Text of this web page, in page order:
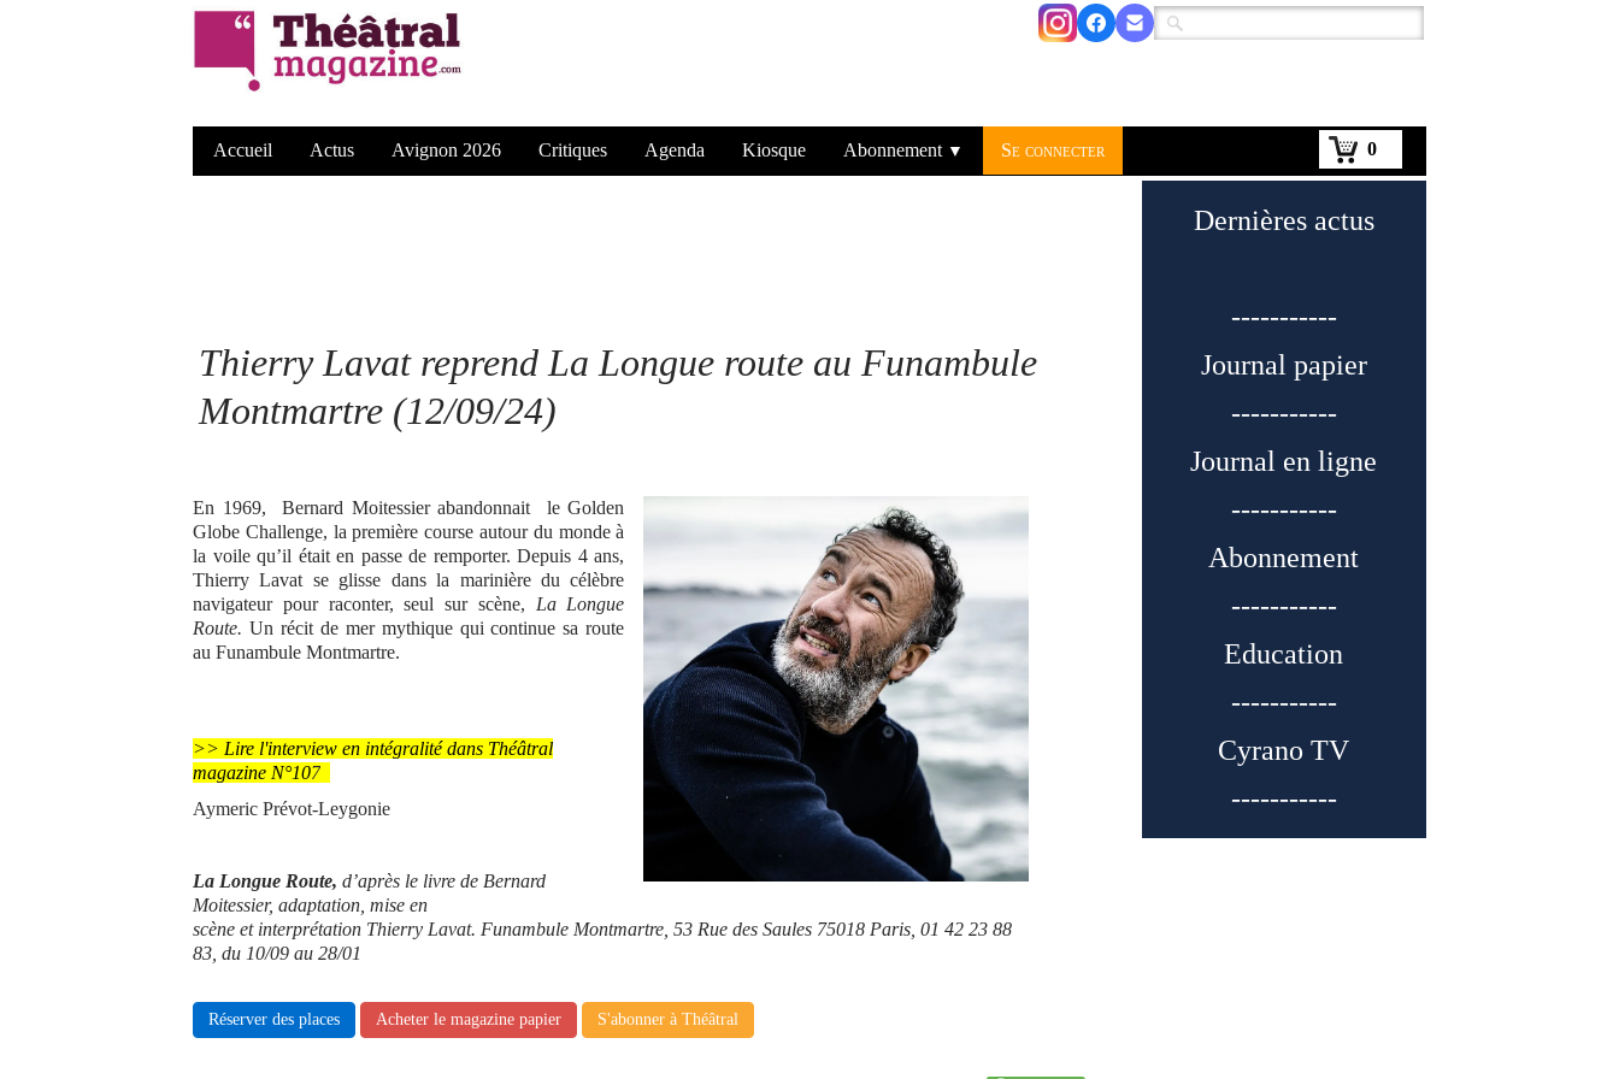
0
Accueil Actus Avignon 2026 Critiques Agenda Kiosque Abonnement ▼ Se connecter
Thierry Lavat reprend La Longue route au Funambule
Montmartre (12/09/24)
En 1969, Bernard Moitessier abandonnait le Golden
Globe Challenge, la première course autour du monde à
la voile qu’il était en passe de remporter. Depuis 4 ans,
Thierry Lavat se glisse dans la marinière du célèbre
navigateur pour raconter, seul sur scène, La Longue
Route. Un récit de mer mythique qui continue sa route
au Funambule Montmartre.
>> Lire l'interview en intégralité dans Théâtral
magazine N°107
Aymeric Prévot-Leygonie
La Longue Route, d’après le livre de Bernard
Moitessier, adaptation, mise en
scène et interprétation Thierry Lavat. Funambule Montmartre, 53 Rue des Saules 75018 Paris, 01 42 23 88
83, du 10/09 au 28/01
Réserver des places Acheter le magazine papier S'abonner à Théâtral
Dernières actus
-----------
Journal papier
-----------
Journal en ligne
-----------
Abonnement
-----------
Education
-----------
Cyrano TV
-----------